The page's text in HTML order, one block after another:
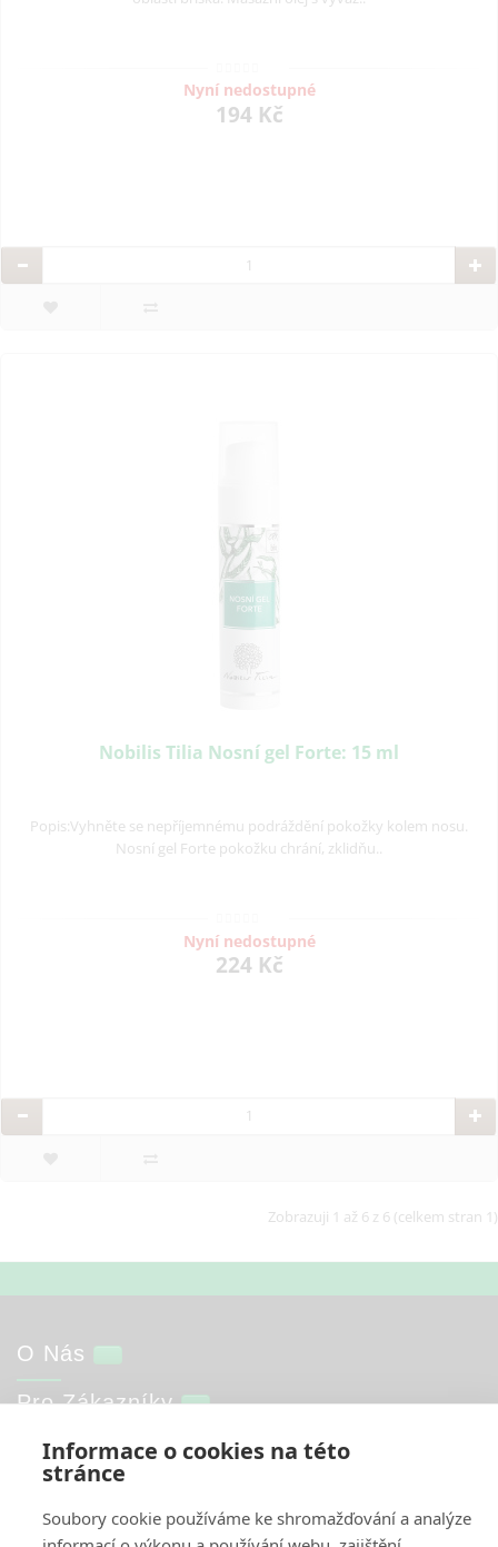
Informace o cookies na této
stránce
Soubory cookie používáme ke shromažďování a analýze
Nyní nedostupné
194 Kč
Nobilis Tilia Nosní gel Forte: 15 ml
Popis:Vyhněte se nepříjemnému podráždění pokožky kolem nosu.
Nosní gel Forte pokožku chrání, zklidňu..
Nyní nedostupné
224 Kč
Zobrazuji 1 až 6 z 6 (celkem stran 1)
O Nás
Pro Zákazníky
Informace